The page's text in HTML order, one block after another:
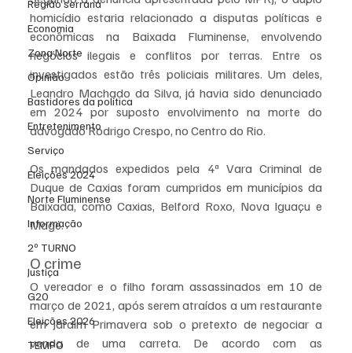
Região serrana
Economia
Zona Norte
Opinião
Bastidores da política
Entretenimento
Serviço
Eleições 2024
Norte Fluminense
Informação
2º TURNO
Justiça
G20
Eleições 2026
TEMPO
homicídio estaria relacionado a disputas políticas e
econômicas na Baixada Fluminense, envolvendo
negócios ilegais e conflitos por terras. Entre os
investigados estão três policiais militares. Um deles,
Leandro Machado da Silva, já havia sido denunciado
em 2024 por suposto envolvimento na morte do
advogado Rodrigo Crespo, no Centro do Rio.
Os mandados expedidos pela 4ª Vara Criminal de
Duque de Caxias foram cumpridos em municípios da
Baixada, como Caxias, Belford Roxo, Nova Iguaçu e
Magé.
O crime
O vereador e o filho foram assassinados em 10 de
março de 2021, após serem atraídos a um restaurante
em Jardim Primavera sob o pretexto de negociar a
venda de uma carreta. De acordo com as